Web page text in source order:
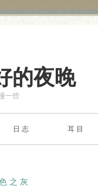
的夜晚
一些
日 志 耳 目
之 灰